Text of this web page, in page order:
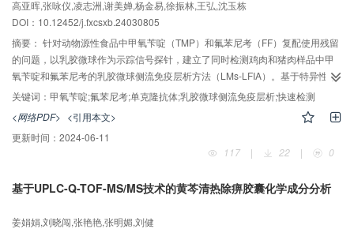
高亚晖,张咏仪,凌志洲,谢美婵,杨金易,徐振林,王弘,沈玉栋
DOI：10.12452/j.fxcsxb.24030805
摘要： 针对动物源性食品中甲氧苄啶（TMP）和氟苯尼考（FF）复配使用残留
的问题，以乳胶微球作为示踪信号探针，建立了同时检测鸡肉和猪肉样品中甲
氧苄啶和氟苯尼考的乳胶微球侧流免疫层析方法（LMs-LFIA）。基于特异性单
克隆抗体7E6和SF15，通过逐步优化策略考察了探针制备条件、试纸条工作缓
冲液以及样品垫处理液缓冲体系等对LMs-LFIA性能的影响。结果表明：在优化
条件下，所建立的LMs-LFIA对鸡肉和猪肉样品中甲氧苄啶和氟苯尼考的可视化
检出限分别为8 ng/g和12 ng/g，检测时间为8 min，且与甲氧苄啶和氟苯尼考的
结构及功能类似物无明显交叉反应，方法特异性良好。所建方法对鸡、猪肉盲
致，适用于畜禽组织样本中甲氧苄啶和氟苯尼考残留的同时检测。
关键词： 甲氧苄啶;氟苯尼考;单克隆抗体;乳胶微球侧流免疫层析;快速检测
<网络PDF> <引用本文>
更新时间： 2024-06-11
117
| 22 | 0
基于UPLC-Q-TOF-MS/MS技术的黄芩清热除痹胶囊化学成分分析
姜娟娟,刘晓闯,张艳艳,张明媚,刘健